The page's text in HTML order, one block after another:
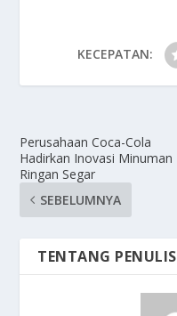
KECEPATAN:
Perusahaan Coca-Cola
Hadirkan Inovasi Minuman
Ringan Segar
SEBELUMNYA
TENTANG PENULIS